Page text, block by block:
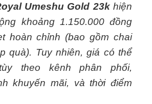
Umeshu Gold 23khiện
khoảng 1.150.000 đồng
hoàn chỉnh (bao gồm chai
quà). Tuy nhiên, giá có thể
theo kênh phân phối,
khuyến mãi, và thời điểm